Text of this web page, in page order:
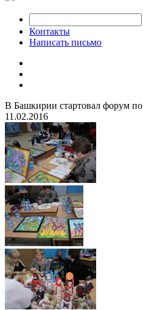
Контакты
Написать письмо
В Башкирии стартовал форум
11.02.2016